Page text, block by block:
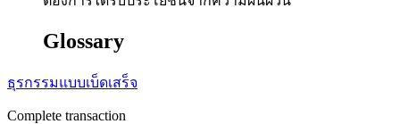
Glossary
ธุรกรรมแบบเบ็ดเสร็จ
Complete transaction